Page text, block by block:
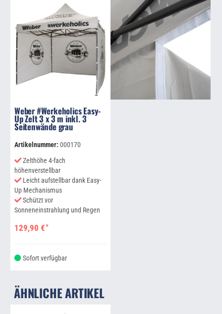
Weber #Werkeholics Easy-
Up Zelt 3 x 3 m inkl. 3
Seitenwände grau
Artikelnummer: 000170
Zelthöhe 4-fach
höhenverstellbar
Leicht aufstellbar dank Easy-
Up Mechanismus
Schützt vor
Sonneneinstrahlung und Regen
129,90 €*
Sofort verfügbar
ÄHNLICHE ARTIKEL